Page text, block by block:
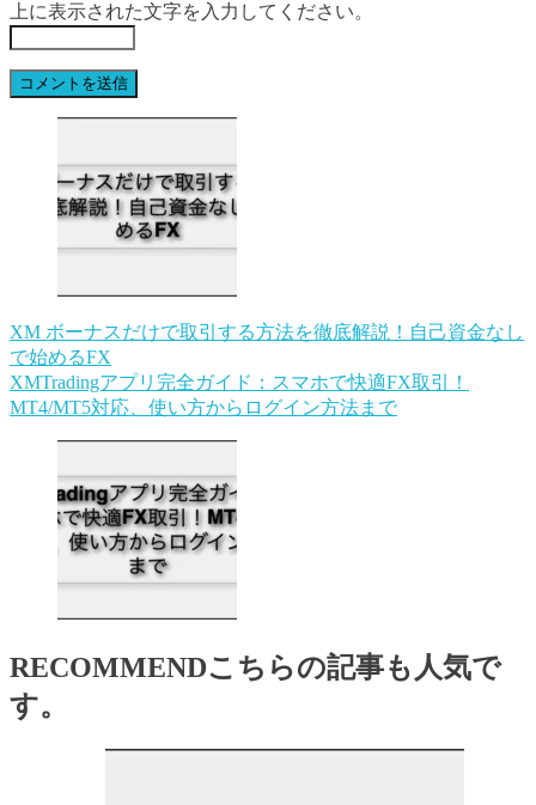
上に表示された文字を入力してください。
XM ボーナスだけで取引する方法を徹底解説！自己資金なし
で始めるFX
XMTradingアプリ完全ガイド：スマホで快適FX取引！
MT4/MT5対応、使い方からログイン方法まで
RECOMMENDこちらの記事も人気で
す。